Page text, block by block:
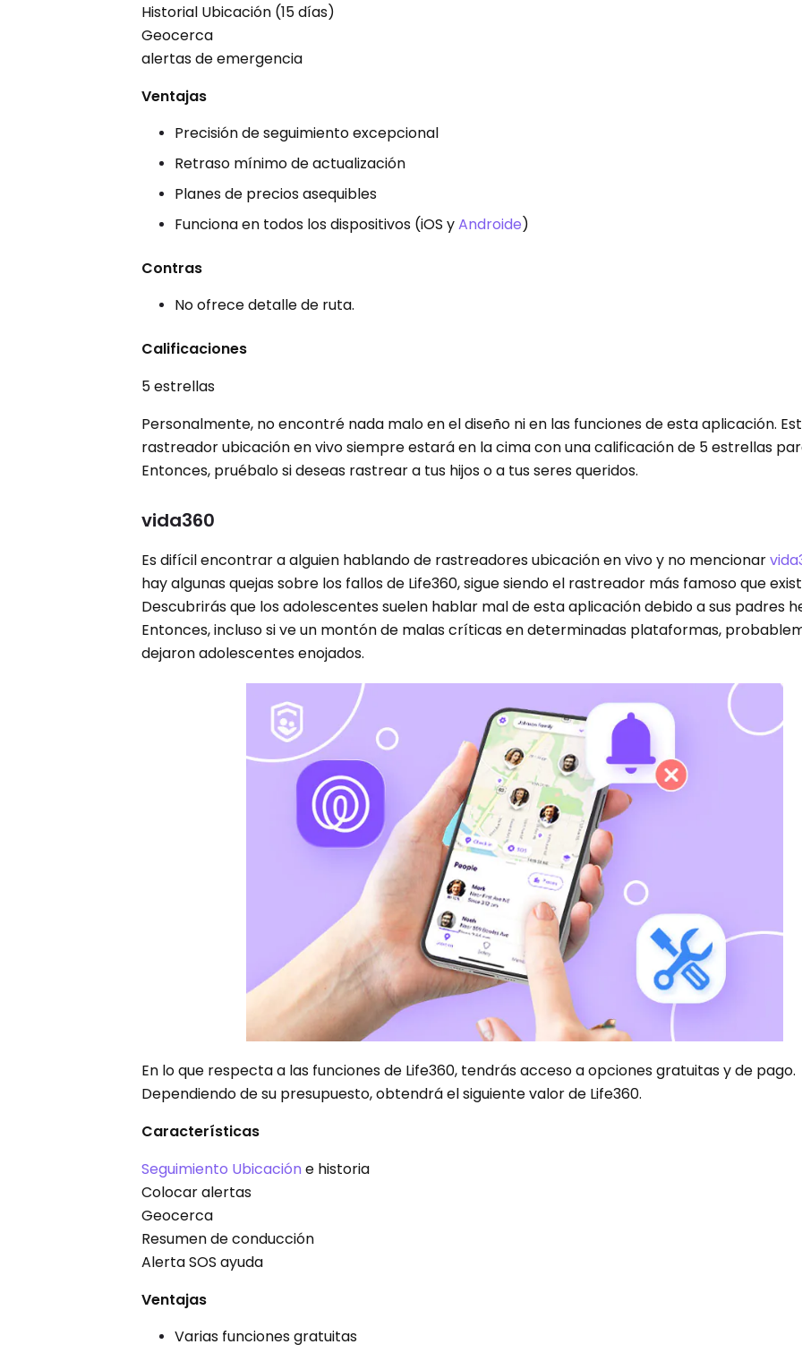
Historial Ubicación (15 días)
Geocerca
alertas de emergencia
Ventajas
Precisión de seguimiento excepcional
Retraso mínimo de actualización
Planes de precios asequibles
Funciona en todos los dispositivos (iOS yAndroide)
Contras
No ofrece detalle de ruta.
Calificaciones
5 estrellas
Personalmente, no encontré nada malo en el diseño ni en las funciones de esta aplicación.
rastreador ubicación en vivo siempre estará en la cima con una calificación de 5 estrellas
Entonces, pruébalo si deseas rastrear a tus hijos o a tus seres queridos.
vida360
Es difícil encontrar a alguien hablando de rastreadores ubicación en vivo y no mencionar
hay algunas quejas sobre los fallos de Life360, sigue siendo el rastreador más famoso que
Descubrirás que los adolescentes suelen hablar mal de esta aplicación debido a sus padres
Entonces, incluso si ve un montón de malas críticas en determinadas plataformas,
dejaron adolescentes enojados.
En lo que respecta a las funciones de Life360, tendrás acceso a opciones gratuitas y de pago.
Dependiendo de su presupuesto, obtendrá el siguiente valor de Life360.
Características
Seguimiento Ubicación e historia
Colocar alertas
Geocerca
Resumen de conducción
Alerta SOS ayuda
Ventajas
Varias funciones gratuitas